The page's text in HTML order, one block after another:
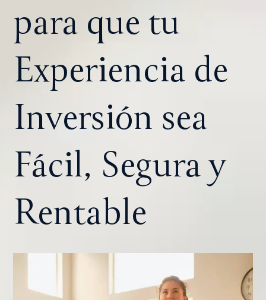
para que tu
Experiencia de
Inversión sea
Fácil, Segura y
Rentable